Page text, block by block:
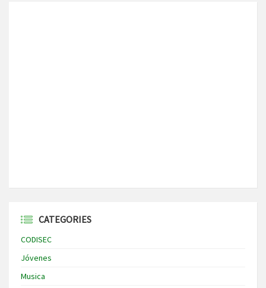
CATEGORIES
CODISEC
Jóvenes
Musica